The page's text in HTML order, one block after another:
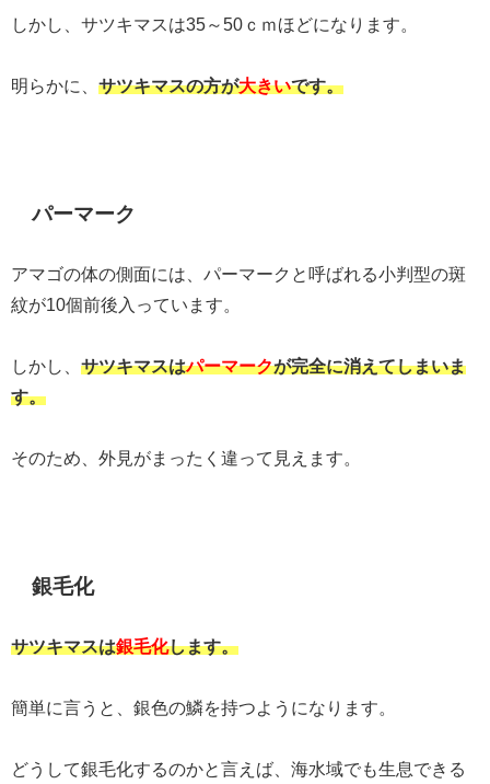
しかし、サツキマスは35～50ｃｍほどになります。
明らかに、 サツキマスの方が大きいです。
パーマーク
アマゴの体の側面には、パーマークと呼ばれる小判型の斑
紋が10個前後入っています。
しかし、 サツキマスはパーマークが完全に消えてしまいま
す。
そのため、外見がまったく違って見えます。
銀毛化
サツキマスは銀毛化します。
簡単に言うと、銀色の鱗を持つようになります。
どうして銀毛化するのかと言えば、海水域でも生息できる